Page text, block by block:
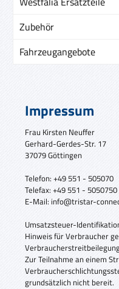
Zubehör
Fahrzeugangebote
Impressum
Frau Kirsten Neuffer
Gerhard-Gerdes-Str. 17
37079 Göttingen
Telefon: +49 551 - 505070
Telefax: +49 551 - 5050750
E-Mail: info@tristar-
Umsatzsteuer-
Hinweis für Verbraucher
Zur Teilnahme an einem
grundsätzlich nicht bereit.